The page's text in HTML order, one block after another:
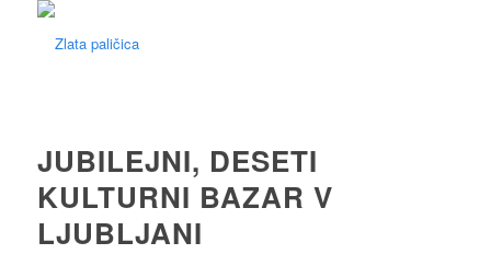
JUBILEJNI, DESETI
KULTURNI BAZAR V
LJUBLJANI